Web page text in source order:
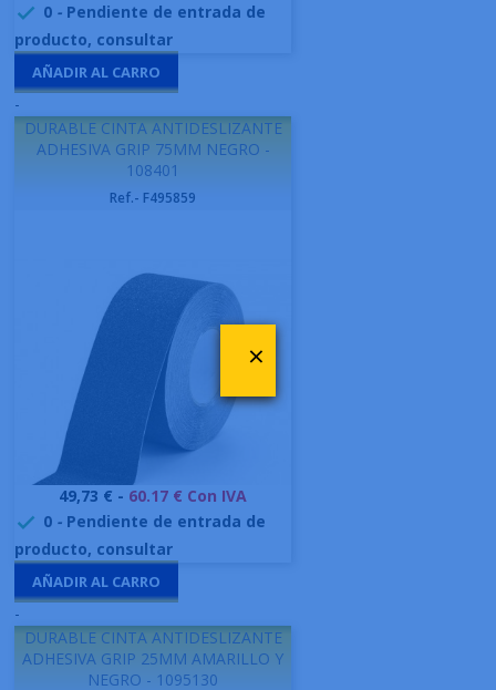
 0 - Pendiente de entrada de
producto, consultar
AÑADIR AL CARRO
-
DURABLE CINTA ANTIDESLIZANTE
ADHESIVA GRIP 75MM NEGRO -
108401
Ref.- F495859
Precio
49,73 € - 60.17 € Con IVA
 0 - Pendiente de entrada de
producto, consultar
AÑADIR AL CARRO
-
DURABLE CINTA ANTIDESLIZANTE
ADHESIVA GRIP 25MM AMARILLO Y
NEGRO - 1095130
×